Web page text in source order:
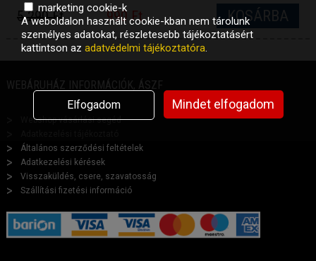
5 290 Ft 990 Ft KOSÁRBA
WEBÁRUHÁZ INFORMÁCIÓK, ÁSZF
Webshop vásárlási segéd
Általános szerződési feltételek
Adatkezelési kérések
Visszaküldés, csere, szavatosság
Szállítási fizetési információ
marketing cookie-k
A weboldalon használt cookie-kban nem tárolunk
személyes adatokat, részletesebb tájékoztatásért
kattintson az adatvédelmi tájékoztatóra.
Elfogadom Mindet elfogadom